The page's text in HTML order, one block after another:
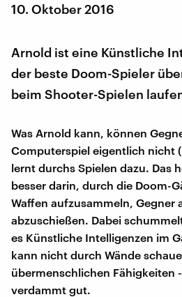
10. Oktober 2016
Arnold ist eine Künstliche
der beste Doom-Spieler
beim Shooter-Spielen
Was Arnold kann, können
Computerspiel eigentlich nicht
lernt durchs Spielen dazu. Das
besser darin, durch die Doom-
Waffen aufzusammeln, Gegner
abzuschießen. Dabei
es Künstliche Intelligenzen im
kann nicht durch Wände
übermenschlichen Fähigkeiten
verdammt gut.